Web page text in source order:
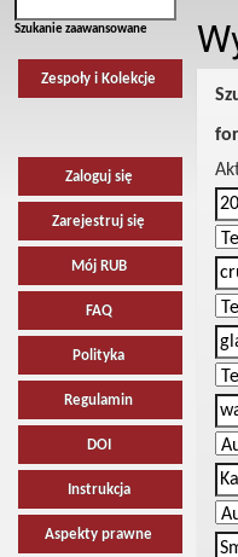
Szukanie zaawansowane
Zespoły i Kolekcje
Zaloguj się
Zarejestruj się
Mój RUB
FAQ
Polityka
Regulamin
DOI
Instrukcja
Aspekty prawne
for